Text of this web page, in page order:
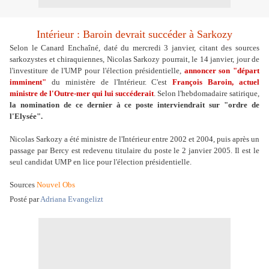
Intérieur : Baroin devrait succéder à Sarkozy
Selon le Canard Enchaîné, daté du mercredi 3 janvier, citant des sources
sarkozystes et chiraquiennes, Nicolas Sarkozy pourrait, le 14 janvier, jour de
l'investiture de l'UMP pour l'élection présidentielle, annoncer son "départ
imminent" du ministère de l'Intérieur. C'est François Baroin, actuel
ministre de l'Outre-mer qui lui succéderait. Selon l'hebdomadaire satirique,
la nomination de ce dernier à ce poste interviendrait sur "ordre de
l'Elysée".
Nicolas Sarkozy a été ministre de l'Intérieur entre 2002 et 2004, puis après un
passage par Bercy est redevenu titulaire du poste le 2 janvier 2005. Il est le
seul candidat UMP en lice pour l'élection présidentielle.
Sources Nouvel Obs
Posté parAdriana Evangelizt